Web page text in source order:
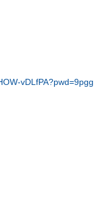
vDLfPA?pwd=9pgg